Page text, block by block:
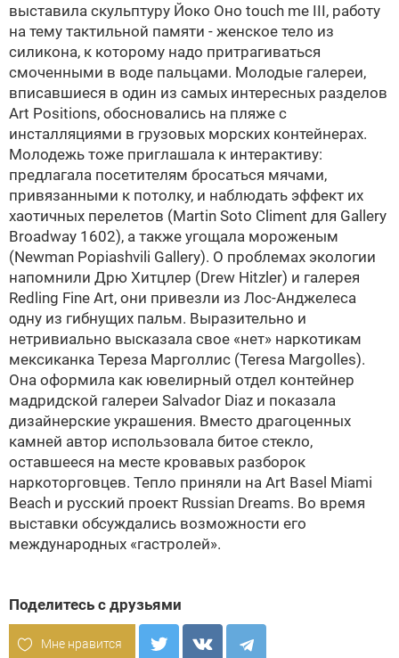
выставила скульптуру Йоко Оно touch me III, работу
на тему тактильной памяти - женское тело из
силикона, к которому надо притрагиваться
смоченными в воде пальцами. Молодые галереи,
вписавшиеся в один из самых интересных разделов
Art Positions, обосновались на пляже с
инсталляциями в грузовых морских контейнерах.
Молодежь тоже приглашала к интерактиву:
предлагала посетителям бросаться мячами,
привязанными к потолку, и наблюдать эффект их
хаотичных перелетов (Martin Soto Climent для Gallery
Broadway 1602), а также угощала мороженым
(Newman Popiashvili Gallery). О проблемах экологии
напомнили Дрю Хитцлер (Drew Hitzler) и галерея
Redling Fine Art, они привезли из Лос-Анджелeса
одну из гибнущих пальм. Выразительно и
нетривиально высказала свое «нет» наркотикам
мексиканка Teреза Марголлис (Teresa Margolles).
Она оформила как ювелирный отдел контейнер
мадридской галереи Salvador Diaz и показала
дизайнерские украшения. Вместо драгоценных
камней автор использовала битое стекло,
оставшееся на месте кровавых разборок
наркоторговцев. Тепло приняли на Art Basel Miami
Beach и русский проект Russian Dreams. Во время
выставки обсуждались возможности его
международных «гастролей».
Поделитесь с друзьями
Мне нравится